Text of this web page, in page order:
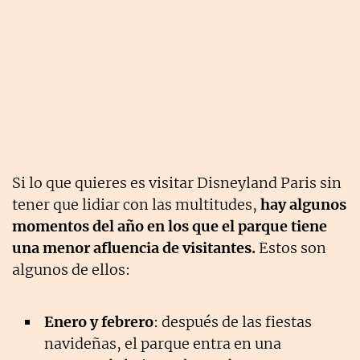
Si lo que quieres es visitar Disneyland Paris sin
tener que lidiar con las multitudes, hay algunos
momentos del año en los que el parque tiene
una menor afluencia de visitantes. Estos son
algunos de ellos:
Enero y febrero: después de las fiestas
navideñas, el parque entra en una